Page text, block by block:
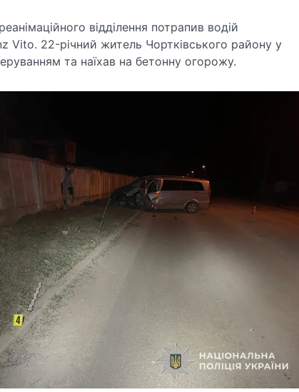
відділення потрапив водій
Vito. 22-річний житель Чортківського району у
та наїхав на бетонну огорожу.